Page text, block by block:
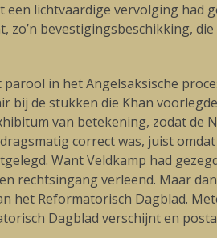
lichtvaardige vervolging had
zo’n bevestigingsbeschikking,
parool in het Angelsaksische
bij de stukken die Khan
van betekening, zodat de
correct was, juist
Want Veldkamp had
rechtsingang verleend. Maar
het Reformatorisch Dagblad.
Dagblad verschijnt en